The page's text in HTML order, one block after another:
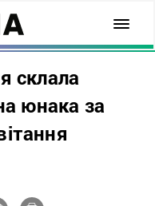
склала
юнака за